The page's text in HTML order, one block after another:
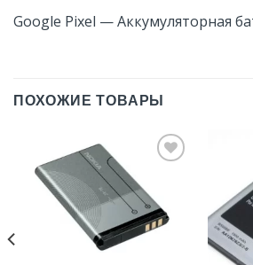
Google Pixel — Аккумуляторная
ПОХОЖИЕ ТОВАРЫ
Добавить
Избранное